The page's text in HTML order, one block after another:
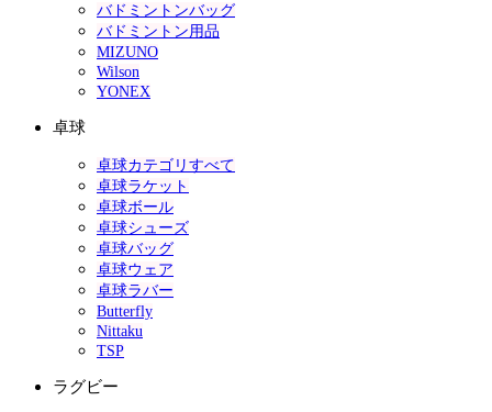
バドミントンバッグ
バドミントン用品
MIZUNO
Wilson
YONEX
卓球
卓球カテゴリすべて
卓球ラケット
卓球ボール
卓球シューズ
卓球バッグ
卓球ウェア
卓球ラバー
Butterfly
Nittaku
TSP
ラグビー